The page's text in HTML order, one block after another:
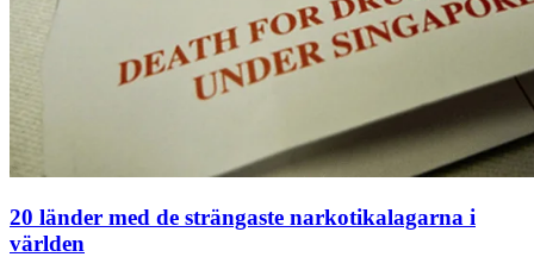
20 länder med de strängaste narkotikalagarna i
världen